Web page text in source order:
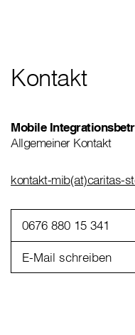
Kontakt
Mobile
Allgemeiner Kontakt
kontakt-mib(at)caritas-
0676 880 15 341
E-Mail schreiben